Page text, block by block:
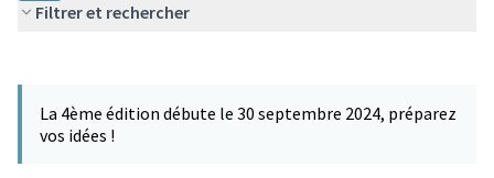
Filtrer et rechercher
−
La 4ème édition débute le 30 septembre 2024, préparez
vos idées !